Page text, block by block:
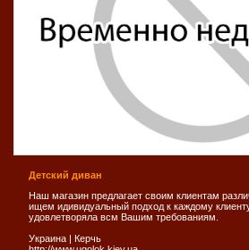
Детский диван
Наш магазин предлагает своим клиентам
ищем идивидуальный подход к каждому
удовлетворяла всм Вашим требованиям.
Украина | Керчь